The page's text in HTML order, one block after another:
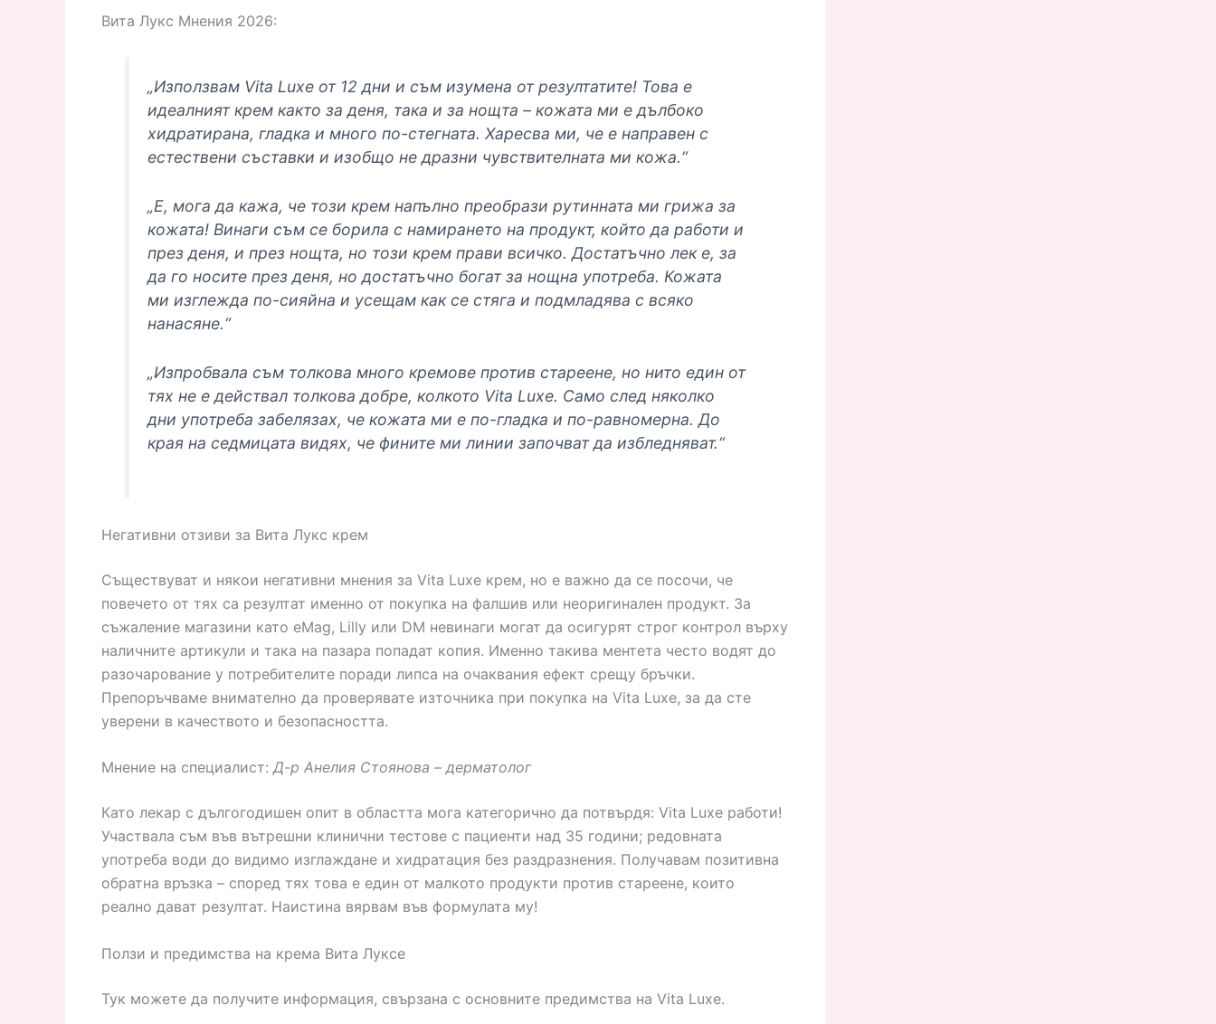
Вита Лукс Мнения 2026:
„Използвам Vita Luxe от 12 дни и съм изумена от резултатите! Това е
идеалният крем както за деня, така и за нощта – кожата ми е дълбоко
хидратирана, гладка и много по-стегната. Харесва ми, че е направен с
естествени съставки и изобщо не дразни чувствителната ми кожа.“
„Е, мога да кажа, че този крем напълно преобрази рутинната ми грижа за
кожата! Винаги съм се борила с намирането на продукт, който да работи и
през деня, и през нощта, но този крем прави всичко. Достатъчно лек е, за
да го носите през деня, но достатъчно богат за нощна употреба. Кожата
ми изглежда по-сияйна и усещам как се стяга и подмладява с всяко
нанасяне.“
„Изпробвала съм толкова много кремове против стареене, но нито един от
тях не е действал толкова добре, колкото Vita Luxe. Само след няколко
дни употреба забелязах, че кожата ми е по-гладка и по-равномерна. До
края на седмицата видях, че фините ми линии започват да избледняват.“
Негативни отзиви за Вита Лукс крем
Съществуват и някои негативни мнения за Vita Luxe крем, но е важно да се посочи, че
повечето от тях са резултат именно от покупка на фалшив или неоригинален продукт. За
съжаление магазини като eMag, Lilly или DM невинаги могат да осигурят строг контрол върху
наличните артикули и така на пазара попадат копия. Именно такива ментета често водят до
разочарование у потребителите поради липса на очаквания ефект срещу бръчки.
Препоръчваме внимателно да проверявате източника при покупка на Vita Luxe, за да сте
уверени в качеството и безопасността.
Мнение на специалист:Д-р Анелия Стоянова – дерматолог
Като лекар с дългогодишен опит в областта мога категорично да потвърдя: Vita Luxe работи!
Участвала съм във вътрешни клинични тестове с пациенти над 35 години; редовната
употреба води до видимо изглаждане и хидратация без раздразнения. Получавам позитивна
обратна връзка – според тях това е един от малкото продукти против стареене, които
реално дават резултат. Наистина вярвам във формулата му!
Ползи и предимства на крема Вита Луксе
Тук можете да получите информация, свързана с основните предимства на Vita Luxe.